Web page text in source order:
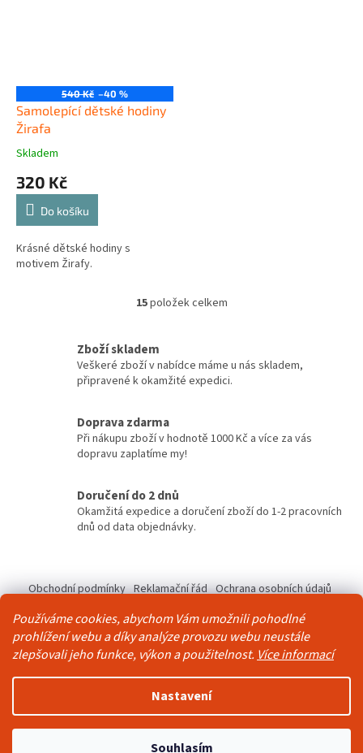
Používáme cookies, abychom Vám umožnili pohodlné
prohlížení webu a díky analýze provozu webu neustále
zlepšovali jeho funkce, výkon a použitelnost. Více informací
Nastavení
Souhlasím
540 Kč –40 %
Samolepící dětské hodiny
Žirafa
Skladem
320 Kč
Do košíku
Krásné dětské hodiny s
motivem Žirafy.
O
d
a
p
r
v
v
ý
u
15položek celkem
Zboží skladem
Veškeré zboží v nabídce máme u nás skladem,
připravené k okamžité expedici.
Doprava zdarma
Při nákupu zboží v hodnotě 1000 Kč a více za vás
dopravu zaplatíme my!
Doručení do 2 dnů
Okamžitá expedice a doručení zboží do 1-2 pracovních
dnů od data objednávky.
p
Obchodní podmínky Reklamační řád Ochrana osobních údajů
Copyright 2026Živá Zeď. Všechna práva vyhrazena.Upravit
nastavení cookies